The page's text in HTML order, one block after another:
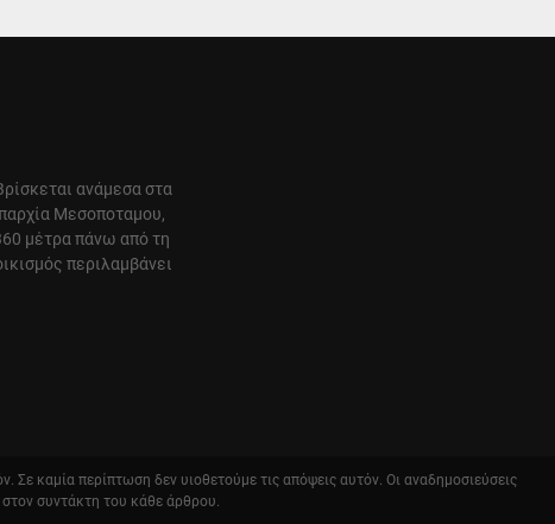
ανάμεσα στα
Μεσοποταμου,
μέτρα πάνω από τη
περιλαμβάνει
Σε καμία περίπτωση δεν υιοθετούμε τις απόψεις αυτόν. Οι αναδημοσιεύσεις
συντάκτη του κάθε άρθρου.